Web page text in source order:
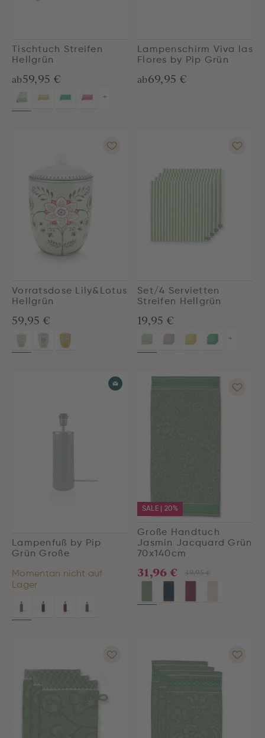
Tischtuch Streifen
Hellgrün
ab59,95 €
+
Lampenschirm Viva las
Flores by Pip Grün
ab69,95 €
Vorratsdose Lily&Lotus
Hellgrün
59,95 €
Set/4 Servietten
Streifen Hellgrün
19,95 €
+
Lampenfuß by Pip
Grün Große
Momentan nicht auf
Lager
SALE | 20%
Große Handtuch
Jasmin Jacquard Grün
70x140cm
39,95 €
31,96 €